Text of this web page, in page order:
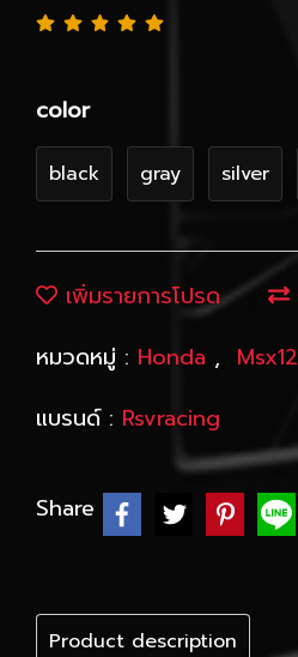
color
black gray silver
เพิ่มรายการโปรด
หมวดหมู่ : Honda ,
แบรนด์ : Rsvracing
Share
Product description